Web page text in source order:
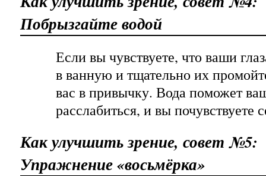
Побрызгайте водой
Если вы чувствуете, что ваши
в ванную и тщательно их
вас в привычку. Вода поможет
расслабиться, и вы почувствуете
Как улучшить зрение, совет №5:
Упражнение «восьмёрка»